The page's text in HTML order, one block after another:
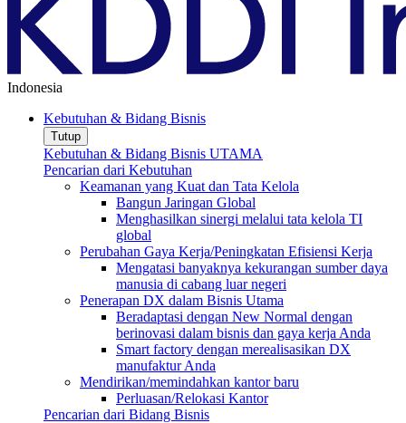
Indonesia
Kebutuhan & Bidang Bisnis
Tutup
Kebutuhan & Bidang Bisnis UTAMA
Pencarian dari Kebutuhan
Keamanan yang Kuat dan Tata Kelola
Bangun Jaringan Global
Menghasilkan sinergi melalui tata kelola TI
global
Perubahan Gaya Kerja/Peningkatan Efisiensi Kerja
Mengatasi banyaknya kekurangan sumber daya
manusia di cabang luar negeri
Penerapan DX dalam Bisnis Utama
Beradaptasi dengan New Normal dengan
berinovasi dalam bisnis dan gaya kerja Anda
Smart factory dengan merealisasikan DX
manufaktur Anda
Mendirikan/memindahkan kantor baru
Perluasan/Relokasi Kantor
Pencarian dari Bidang Bisnis